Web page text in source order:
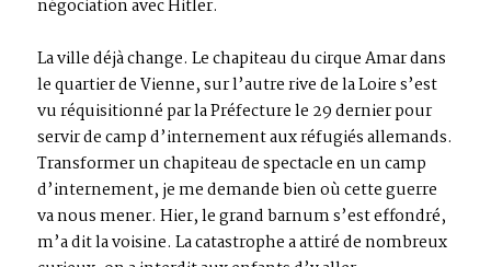
négociation avec Hitler.
La ville déjà change. Le chapiteau du cirque Amar dans
le quartier de Vienne, sur l’autre rive de la Loire s’est
vu réquisitionné par la Préfecture le 29 dernier pour
servir de camp d’internement aux réfugiés allemands.
Transformer un chapiteau de spectacle en un camp
d’internement, je me demande bien où cette guerre
va nous mener. Hier, le grand barnum s’est effondré,
m’a dit la voisine. La catastrophe a attiré de nombreux